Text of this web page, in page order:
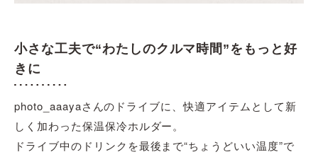
小さな工夫で“わたしのクルマ時間”をもっと好
きに
photo_aaayaさんのドライブに、快適アイテムとして新
しく加わった保温保冷ホルダー。
ドライブ中のドリンクを最後まで“ちょうどいい温度”で